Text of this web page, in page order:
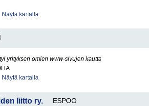
Näytä kartalla
yrityksen omien www-sivujen kautta
Näytä kartalla
liitto ry. ESPOO